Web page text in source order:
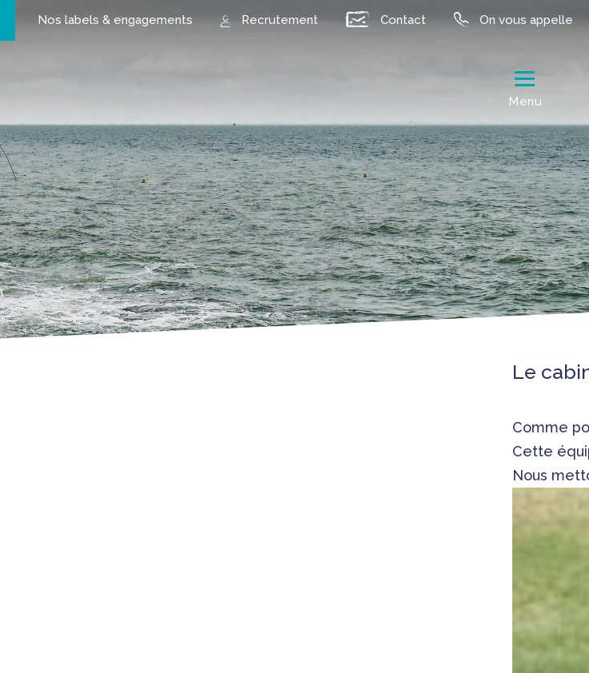
Nos labels & engagements Recrutement Contact On vous appelle
Menu
Le
Comme
Cette
Nous